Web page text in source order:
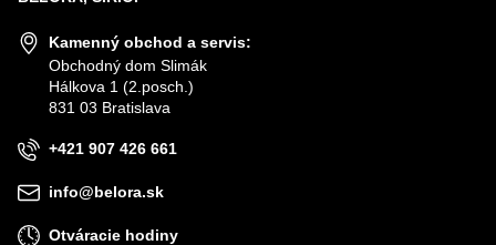
Kamenný obchod a servis:
Obchodný dom Slimák
Hálkova 1 (2.posch.)
831 03 Bratislava
+421 907 426 661
info@belora.sk
Otváracie hodiny